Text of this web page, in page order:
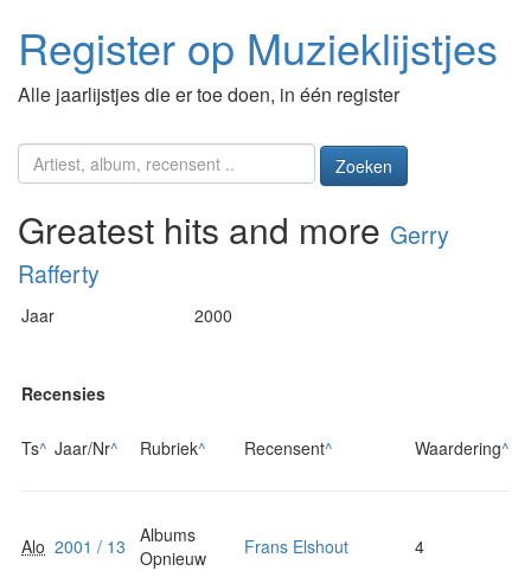
Register op Muzieklijstjes
Alle jaarlijstjes die er toe doen, in één register
Zoeken
Greatest hits and more Gerry
Rafferty
Jaar 2000
Recensies
Ts^ Jaar/Nr^ Rubriek^ Recensent^ Waardering^
Alo 2001 / 13
Albums
Opnieuw
Frans Elshout 4